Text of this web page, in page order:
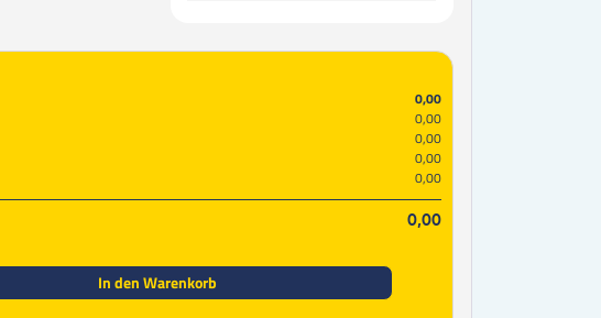
0,00
0,00
0,00
0,00
0,00
0,00
In den Warenkorb